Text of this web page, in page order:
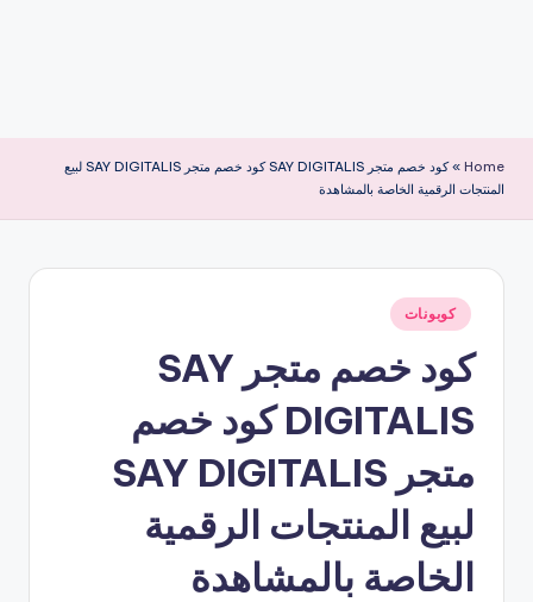
Home
»
كود خصم متجر SAY DIGITALIS كود خصم متجر SAY DIGITALIS لبيع
المنتجات الرقمية الخاصة بالمشاهدة
نُشر
في
كوبونات
كود خصم متجر SAY
DIGITALIS كود خصم
متجر SAY DIGITALIS
لبيع المنتجات الرقمية
الخاصة بالمشاهدة